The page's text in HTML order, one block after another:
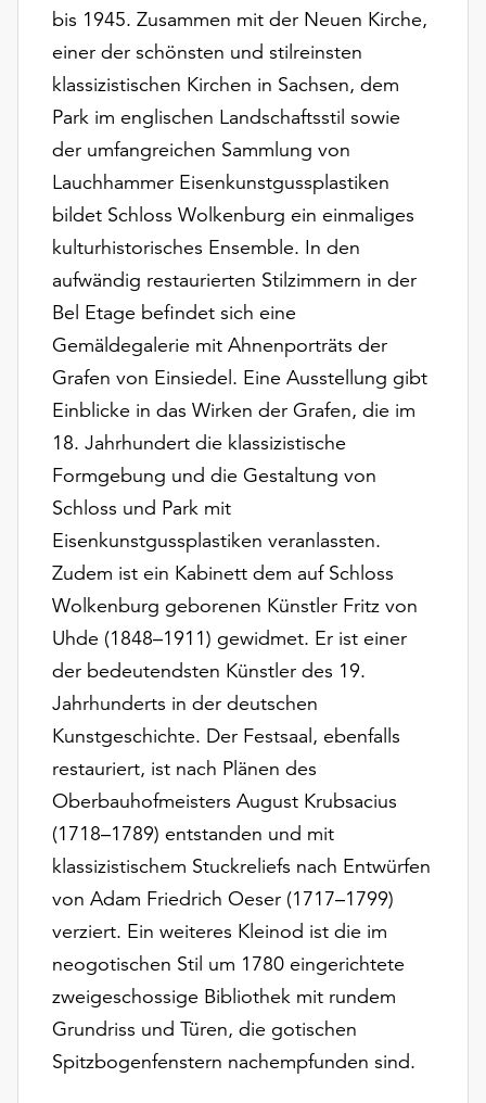
Einverständnis
weiterhin
ausgeführt.
Möchten
verwendeten
Cookies
anpassen,
erreichen
Einstellungen
Schaltfläche
„Auswählen“.
Weitere
Informationen
finden
unserer
Datenschutzerklärung
oder
dem
Impressum
bis 1945. Zusammen mit der Neuen Kirche,
einer der schönsten und stilreinsten
klassizistischen Kirchen in Sachsen, dem
Park im englischen Landschaftsstil sowie
der umfangreichen Sammlung von
Lauchhammer Eisenkunstgussplastiken
bildet Schloss Wolkenburg ein einmaliges
kulturhistorisches Ensemble. In den
aufwändig restaurierten Stilzimmern in der
Bel Etage befindet sich eine
Gemäldegalerie mit Ahnenporträts der
Grafen von Einsiedel. Eine Ausstellung gibt
Einblicke in das Wirken der Grafen, die im
18. Jahrhundert die klassizistische
Formgebung und die Gestaltung von
Schloss und Park mit
Eisenkunstgussplastiken veranlassten.
Zudem ist ein Kabinett dem auf Schloss
Wolkenburg geborenen Künstler Fritz von
Uhde (1848–1911) gewidmet. Er ist einer
der bedeutendsten Künstler des 19.
Jahrhunderts in der deutschen
Kunstgeschichte. Der Festsaal, ebenfalls
restauriert, ist nach Plänen des
Oberbauhofmeisters August Krubsacius
(1718–1789) entstanden und mit
klassizistischem Stuckreliefs nach Entwürfen
von Adam Friedrich Oeser (1717–1799)
verziert. Ein weiteres Kleinod ist die im
neogotischen Stil um 1780 eingerichtete
zweigeschossige Bibliothek mit rundem
Grundriss und Türen, die gotischen
Spitzbogenfenstern nachempfunden sind.